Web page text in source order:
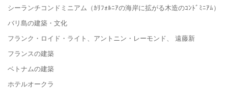
シーランチコンドミニアム（ｶﾘﾌｫﾙﾆｱの海岸に拡がる木造のｺﾝﾄﾞﾐﾆｱﾑ）
バリ島の建築・文化
フランク・ロイド・ライト、アントニン・レーモンド、 遠藤新
フランスの建築
ベトナムの建築
ホテルオークラ